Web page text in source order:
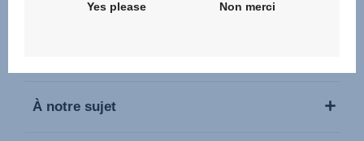
Nos Produits
À notre sujet
Yes please Non merci